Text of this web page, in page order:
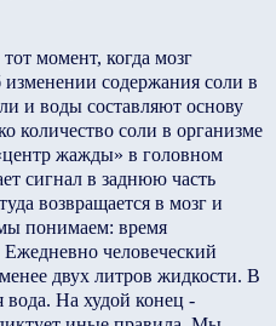
момент, когда мозг
содержания соли в
и воды составляют основу
количество соли в организме
жажды» в головном
сигнал в заднюю часть
возвращается в мозг и
понимаем: время
человеческий
двух литров жидкости. В
вода. На худой конец -